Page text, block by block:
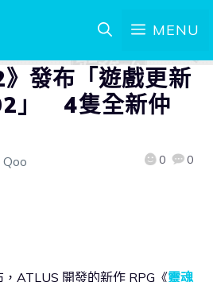
MENU
》發布「遊戲更新
」 4隻全新仲
Qoo 0 0
ATLUS 開發的新作 RPG《靈魂